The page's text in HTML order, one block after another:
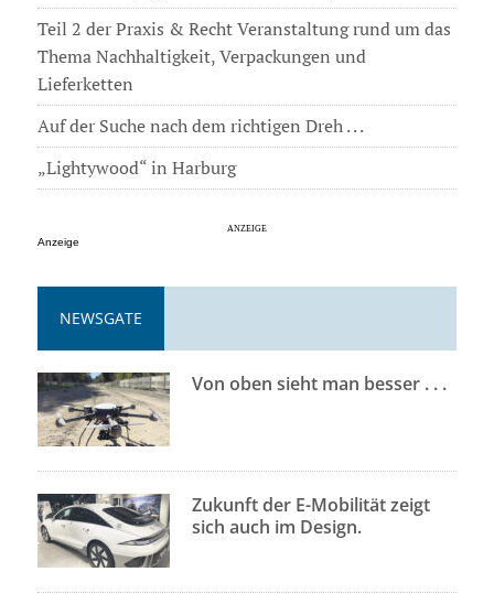
Teil 2 der Praxis & Recht Veranstaltung rund um das
Thema Nachhaltigkeit, Verpackungen und
Lieferketten
Auf der Suche nach dem richtigen Dreh . . .
„Lightywood“ in Harburg
Anzeige
NEWSGATE
Von oben sieht man besser . . .
Zukunft der E-Mobilität zeigt
sich auch im Design.